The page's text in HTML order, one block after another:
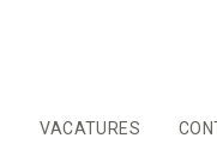
VACATURES